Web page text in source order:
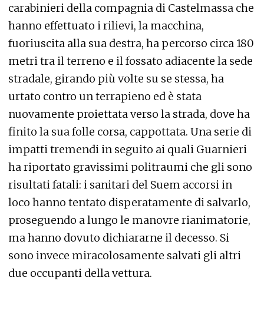
carabinieri della compagnia di Castelmassa che
hanno effettuato i rilievi, la macchina,
fuoriuscita alla sua destra, ha percorso circa 180
metri tra il terreno e il fossato adiacente la sede
stradale, girando più volte su se stessa, ha
urtato contro un terrapieno ed è stata
nuovamente proiettata verso la strada, dove ha
finito la sua folle corsa, cappottata. Una serie di
impatti tremendi in seguito ai quali Guarnieri
ha riportato gravissimi politraumi che gli sono
risultati fatali: i sanitari del Suem accorsi in
loco hanno tentato disperatamente di salvarlo,
proseguendo a lungo le manovre rianimatorie,
ma hanno dovuto dichiararne il decesso. Si
sono invece miracolosamente salvati gli altri
due occupanti della vettura.